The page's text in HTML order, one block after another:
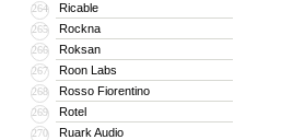
264 Ricable
265 Rockna
266 Roksan
267 Roon Labs
268 Rosso Fiorentino
269 Rotel
270 Ruark Audio